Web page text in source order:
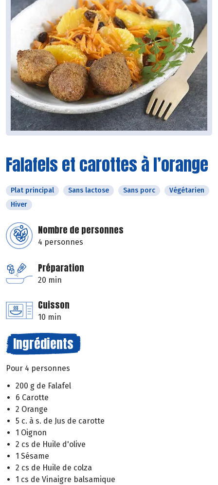
Falafels et carottes à l’orange
Plat principal Sans lactose Sans porc
Végétarien
Hiver
Nombre de personnes
4 personnes
Préparation
20 min
Cuisson
10 min
Ingrédients
Pour 4 personnes
200 g de Falafel
6 Carotte
2 Orange
5 c. à s. de Jus de carotte
1 Oignon
2 cs de Huile d'olive
1 Sésame
2 cs de Huile de colza
1 cs de Vinaigre balsamique